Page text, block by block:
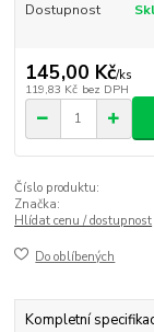
Dostupnost
145,00 Kč/ks
119,83 Kč bez DPH
Číslo produktu:
Značka:
Hlídat cenu / dostupnost
Do oblíbených
Kompletní